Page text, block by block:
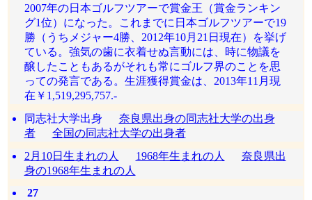
2007年の日本ゴルフツアーで賞金王（賞金ランキン
グ1位）になった。これまでに日本ゴルフツアーで19
勝（うちメジャー4勝、2012年10月21日現在）を挙げ
ている。強気の歯に衣着せぬ言動には、時に物議を
醸したこともあるがそれも常にゴルフ界のことを思
っての発言である。生涯獲得賞金は、2013年11月現
在￥1,519,295,757.-
同志社大学出身 奈良県出身の同志社大学の出身
者
全国の同志社大学の出身者
2月10日生まれの人
1968年生まれの人
奈良県出
身の1968年生まれの人
27